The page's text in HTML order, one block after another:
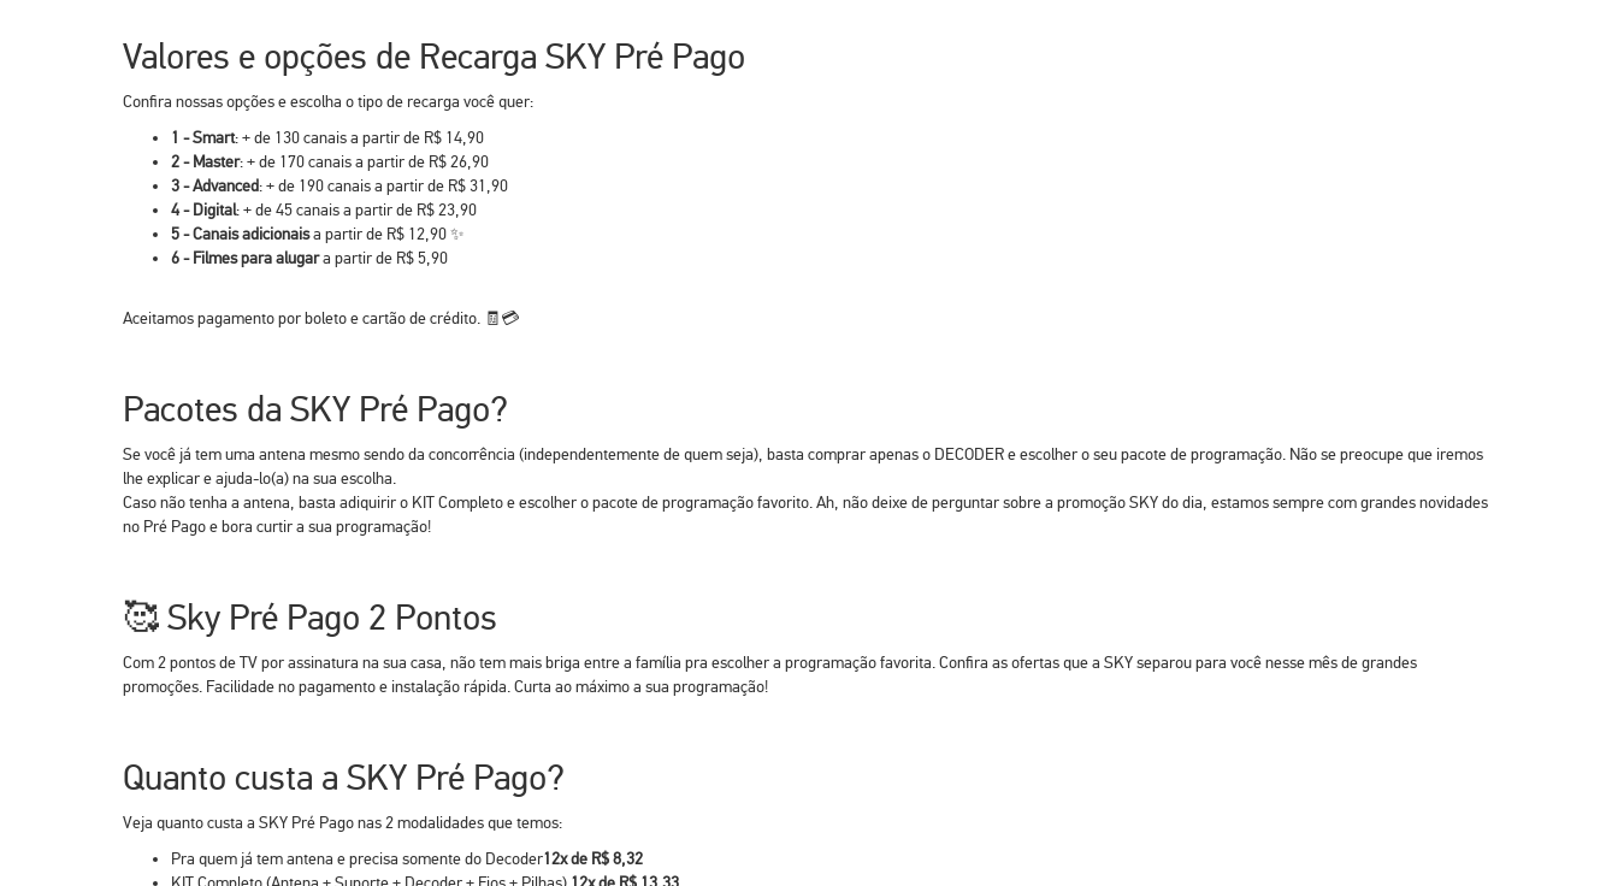
Valores e opções de Recarga SKY Pré Pago
Confira nossas opções e escolha o tipo de recarga você quer:
1 - Smart: + de 130 canais a partir de R$ 14,90
2 - Master: + de 170 canais a partir de R$ 26,90
3 - Advanced: + de 190 canais a partir de R$ 31,90
4 - Digital: + de 45 canais a partir de R$ 23,90
5 - Canais adicionaisa partir de R$ 12,90 ✨
6 - Filmes para alugara partir de R$ 5,90
Aceitamos pagamento por boleto e cartão de crédito. 🧾💳
Pacotes da SKY Pré Pago?
Se você já tem uma antena mesmo sendo da concorrência (independentemente de quem seja), basta comprar apenas o DECODER e escolher o seu pacote de programação. Não se preocupe que iremos
lhe explicar e ajuda-lo(a) na sua escolha.
Caso não tenha a antena, basta adiquirir o KIT Completo e escolher o pacote de programação favorito. Ah, não deixe de perguntar sobre a promoção SKY do dia, estamos sempre com grandes novidades
no Pré Pago e bora curtir a sua programação!
🥰 Sky Pré Pago 2 Pontos
Com 2 pontos de TV por assinatura na sua casa, não tem mais briga entre a família pra escolher a programação favorita. Confira as ofertas que a SKY separou para você nesse mês de grandes
promoções. Facilidade no pagamento e instalação rápida. Curta ao máximo a sua programação!
Quanto custa a SKY Pré Pago?
Veja quanto custa a SKY Pré Pago nas 2 modalidades que temos:
Pra quem já tem antena e precisa somente do Decoder12x de R$ 8,32
KIT Completo (Antena + Suporte + Decoder + Fios + Pilhas) 12x de R$ 13,33